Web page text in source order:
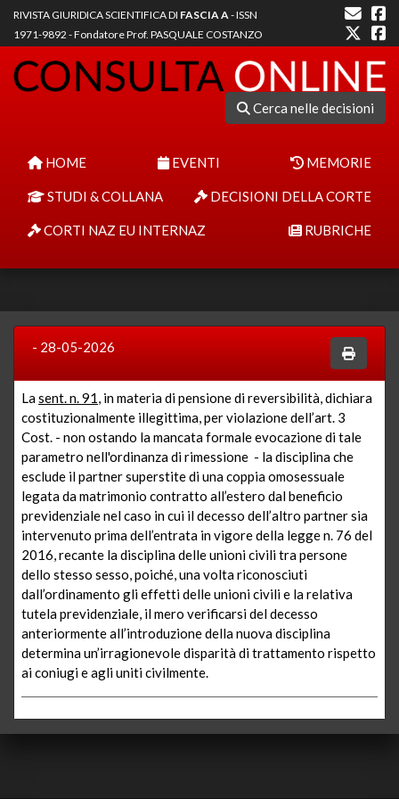
RIVISTA GIURIDICA SCIENTIFICA DI FASCIA A- ISSN
1971-9892 - Fondatore Prof. PASQUALE COSTANZO
Cerca nelle decisioni
HOME EVENTI MEMORIE
STUDI & COLLANA DECISIONI DELLA CORTE
CORTI NAZ EU INTERNAZ RUBRICHE
- 28-05-2026
Lasent. n. 91, in materia di pensione di reversibilità, dichiara
costituzionalmente illegittima, per violazione dell’art. 3
Cost. - non ostando la mancata formale evocazione di tale
parametro nell'ordinanza di rimessione - la disciplina che
esclude il partner superstite di una coppia omosessuale
legata da matrimonio contratto all’estero dal beneficio
previdenziale nel caso in cui il decesso dell’altro partner sia
intervenuto prima dell’entrata in vigore della legge n. 76 del
2016, recante la disciplina delle unioni civili tra persone
dello stesso sesso, poiché, una volta riconosciuti
dall’ordinamento gli effetti delle unioni civili e la relativa
tutela previdenziale, il mero verificarsi del decesso
anteriormente all’introduzione della nuova disciplina
determina un’irragionevole disparità di trattamento rispetto
ai coniugi e agli uniti civilmente.